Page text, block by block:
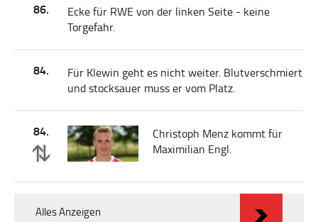
86.
Ecke für RWE von der linken Seite - keine
Torgefahr.
84.
Für Klewin geht es nicht weiter. Blutverschmiert
und stocksauer muss er vom Platz.
84.
Christoph Menz kommt für
Maximilian Engl.
Alles Anzeigen